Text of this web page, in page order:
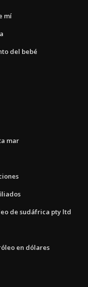
mí
del bebé
mar
de sudáfrica pty ltd
en dólares